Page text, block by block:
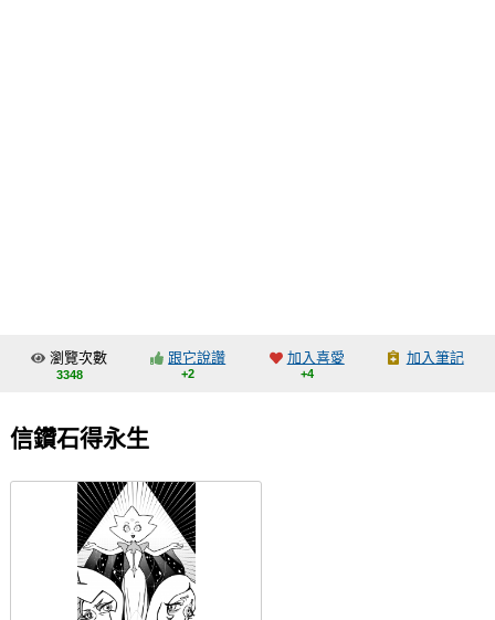
交流中心
會員功能選單
會員中心
註冊會員
登入
瀏覽次數
3348
跟它說讚
+2
加入喜愛
+4
加入筆記
信鑽石得永生